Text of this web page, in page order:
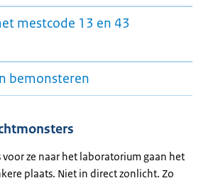
mestcode 13 en 43
bemonsteren
ze naar het laboratorium gaan het
plaats. Niet in direct zonlicht. Zo